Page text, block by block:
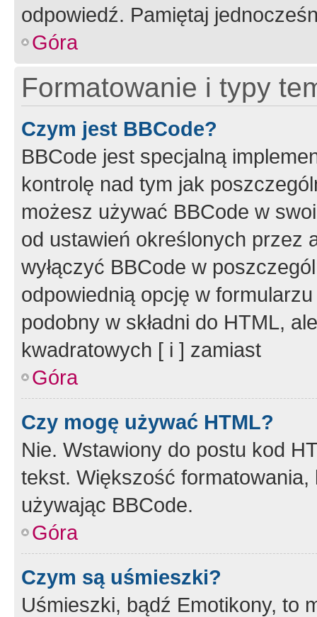
odpowiedź. Pamiętaj
Góra
Formatowanie i typy
Czym jest BBCode?
BBCode jest specjalną
kontrolę nad tym jak
możesz używać BBCode w
od ustawień określonych przez
wyłączyć BBCode w
odpowiednią opcję w
podobny w składni do HTML,
kwadratowych [ i ] zamiast
Góra
Czy mogę używać HTML?
Nie. Wstawiony do postu kod
tekst. Większość
używając BBCode.
Góra
Czym są uśmieszki?
Uśmieszki, bądź Emotikony, to